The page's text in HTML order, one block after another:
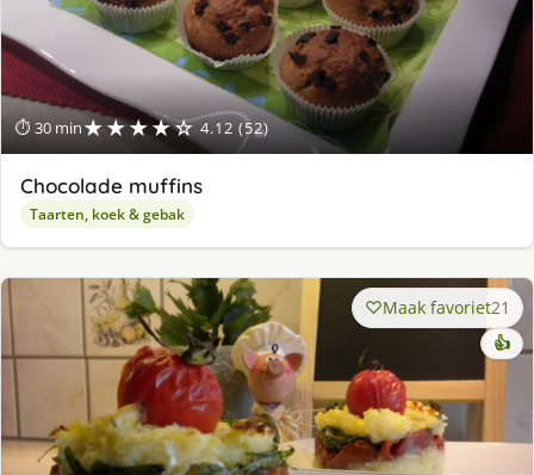
⏱ 30 min★★★★☆ 4.12 (52)
Chocolade muffins
Taarten, koek & gebak
Maak favoriet21
👍